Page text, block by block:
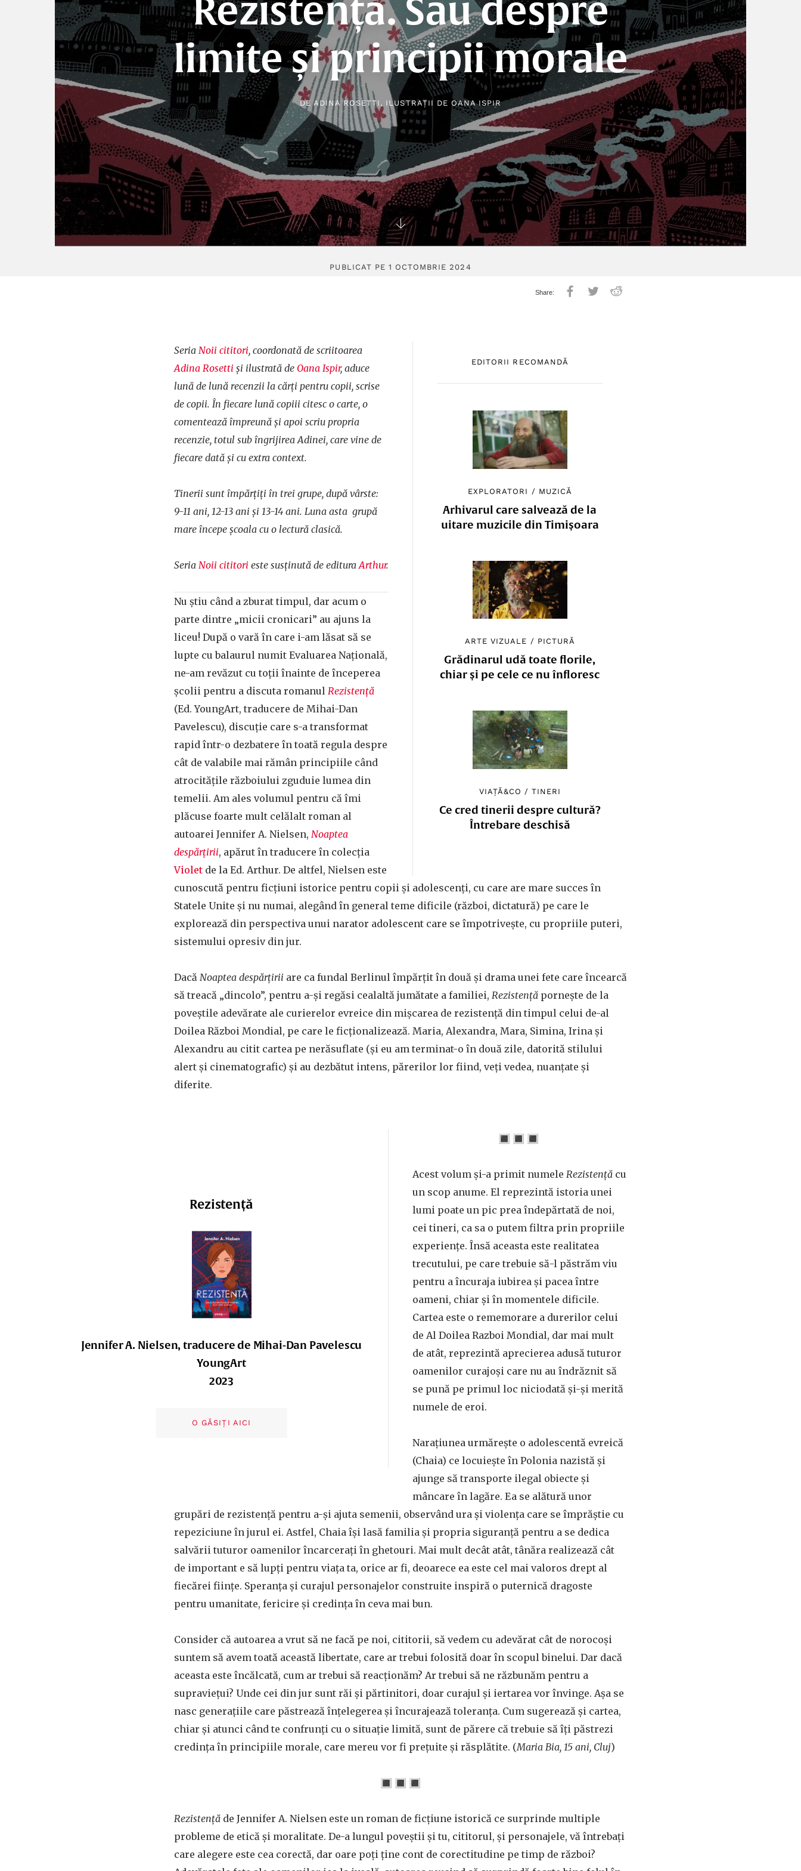
Rezistență. Sau despre
limite și principii morale
DEADINA ROSETTI , ILUSTRAȚII DE OANA ISPIR
PUBLICAT PE 1 OCTOMBRIE 2024
EDITORII RECOMANDĂ
EXPLORATORI / MUZICĂ
Arhivarul care salvează de la
uitare muzicile din Timișoara
ARTE VIZUALE / PICTURĂ
Grădinarul udă toate florile,
chiar și pe cele ce nu înfloresc
VIAȚĂ&CO /TINERI
Ce cred tinerii despre cultură?
Întrebare deschisă
Seria Noii cititori, coordonată de scriitoarea
Adina Rosetti și ilustrată de Oana Ispir, aduce
lună de lună recenzii la cărți pentru copii, scrise
de copii. În fiecare lună copiii citesc o carte, o
comentează împreună și apoi scriu propria
recenzie, totul sub îngrijirea Adinei, care vine de
fiecare dată și cu extra context.
Tinerii sunt împărțiți în trei grupe, după vârste:
9-11 ani, 12-13 ani și 13-14 ani. Luna asta grupă
mare începe școala cu o lectură clasică.
Seria Noii cititori este susținută de edituraArthur.
Nu știu când a zburat timpul, dar acum o
parte dintre „micii cronicari” au ajuns la
liceu! După o vară în care i-am lăsat să se
lupte cu balaurul numit Evaluarea Națională,
ne-am revăzut cu toții înainte de începerea
școlii pentru a discuta romanul Rezistență
(Ed. YoungArt, traducere de Mihai-Dan
Pavelescu), discuție care s-a transformat
rapid într-o dezbatere în toată regula despre
cât de valabile mai rămân principiile când
atrocitățile războiului zguduie lumea din
temelii. Am ales volumul pentru că îmi
plăcuse foarte mult celălalt roman al
autoarei Jennifer A. Nielsen, Noaptea
despărțirii, apărut în traducere în colecția
Violet de la Ed. Arthur. De altfel, Nielsen este
cunoscută pentru ficțiuni istorice pentru copii și adolescenți, cu care are mare succes în
Statele Unite și nu numai, alegând în general teme dificile (război, dictatură) pe care le
explorează din perspectiva unui narator adolescent care se împotrivește, cu propriile puteri,
sistemului opresiv din jur.
Dacă Noaptea despărțirii are ca fundal Berlinul împărțit în două și drama unei fete care încearcă
să treacă „dincolo”, pentru a-și regăsi cealaltă jumătate a familiei, Rezistență pornește de la
poveștile adevărate ale curierelor evreice din mișcarea de rezistență din timpul celui de-al
Doilea Război Mondial, pe care le ficționalizează. Maria, Alexandra, Mara, Simina, Irina și
Alexandru au citit cartea pe nerăsuflate (și eu am terminat-o în două zile, datorită stilului
alert și cinematografic) și au dezbătut intens, părerilor lor fiind, veți vedea, nuanțate și
diferite.
Rezistență
Jennifer A. Nielsen, traducere de Mihai-Dan Pavelescu
YoungArt
2023
O GĂSIȚI AICI
🔳 🔳 🔳
Acest volum și-a primit numele Rezistență cu
un scop anume. El reprezintă istoria unei
lumi poate un pic prea îndepărtată de noi,
cei tineri, ca sa o putem filtra prin propriile
experiențe. Însă aceasta este realitatea
trecutului, pe care trebuie să-l păstrăm viu
pentru a încuraja iubirea și pacea între
oameni, chiar și în momentele dificile.
Cartea este o rememorare a durerilor celui
de Al Doilea Razboi Mondial, dar mai mult
de atât, reprezintă aprecierea adusă tuturor
oamenilor curajoși care nu au îndrăznit să
se pună pe primul loc niciodată și-și merită
numele de eroi.
Narațiunea urmărește o adolescentă evreică
(Chaia) ce locuiește în Polonia nazistă și
ajunge să transporte ilegal obiecte și
mâncare în lagăre. Ea se alătură unor
grupări de rezistență pentru a-și ajuta semenii, observând ura și violența care se împrăștie cu
repeziciune în jurul ei. Astfel, Chaia își lasă familia și propria siguranță pentru a se dedica
salvării tuturor oamenilor încarcerați în ghetouri. Mai mult decât atât, tânăra realizează cât
de important e să lupți pentru viața ta, orice ar fi, deoarece ea este cel mai valoros drept al
fiecărei ființe. Speranța și curajul personajelor construite inspiră o puternică dragoste
pentru umanitate, fericire și credința în ceva mai bun.
Consider că autoarea a vrut să ne facă pe noi, cititorii, să vedem cu adevărat cât de norocoși
suntem să avem toată această libertate, care ar trebui folosită doar în scopul binelui. Dar dacă
aceasta este încălcată, cum ar trebui să reacționăm? Ar trebui să ne răzbunăm pentru a
supraviețui? Unde cei din jur sunt răi și părtinitori, doar curajul și iertarea vor învinge. Așa se
nasc generațiile care păstrează înțelegerea și încurajează toleranța. Cum sugerează și cartea,
chiar și atunci când te confrunți cu o situație limită, sunt de părere că trebuie să îți păstrezi
credința în principiile morale, care mereu vor fi prețuite și răsplătite. (Maria Bia, 15 ani, Cluj)
🔳 🔳 🔳
Rezistență de Jennifer A. Nielsen este un roman de ficțiune istorică ce surprinde multiple
probleme de etică și moralitate. De-a lungul poveștii și tu, cititorul, și personajele, vă întrebați
care alegere este cea corectă, dar oare poți ține cont de corectitudine pe timp de război?